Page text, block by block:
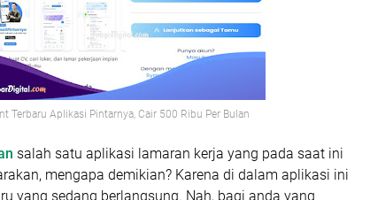
Terbaru Aplikasi Pintarnya, Cair 500 Ribu Per Bulan
salah satu aplikasi lamaran kerja yang pada saat ini
mengapa demikian? Karena di dalam aplikasi ini
yang sedang berlangsung. Nah, bagi anda yang